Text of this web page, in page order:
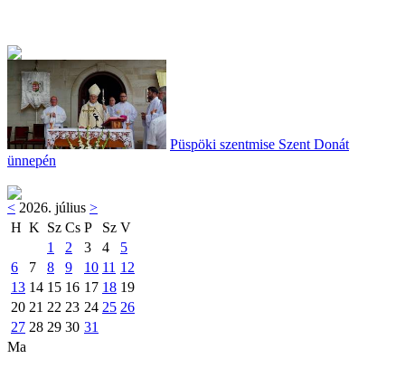
Püspöki szentmise Szent Donát
ünnepén
< 2026. július >
H K Sz Cs P Sz V
1
2 3 4
5
6
7 8 9 10 11 12
13 14 15 16 17 18 19
20 21 22 23 24 25 26
27 28 29 30 31
Ma